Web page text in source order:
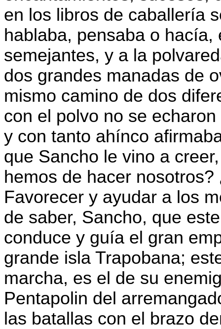
en los libros de caballería
hablaba, pensaba o
semejantes, y a la
dos grandes manadas de
mismo camino de dos
con el polvo no se
y con tanto ahínco
que Sancho le vino a
hemos de hacer
Favorecer y ayudar a los
de saber, Sancho, que
conduce y guía el gran
grande isla Trapobana;
marcha, es el de su
Pentapolin del
las batallas con el brazo